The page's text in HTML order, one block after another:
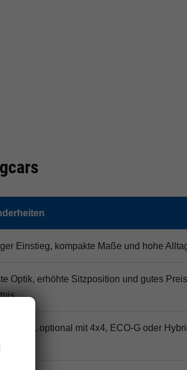
Einstieg, kompakte Maße und hohe
Optik, erhöhte Sitzposition und gutes
SUV, optional mit 4x4, ECO-G oder